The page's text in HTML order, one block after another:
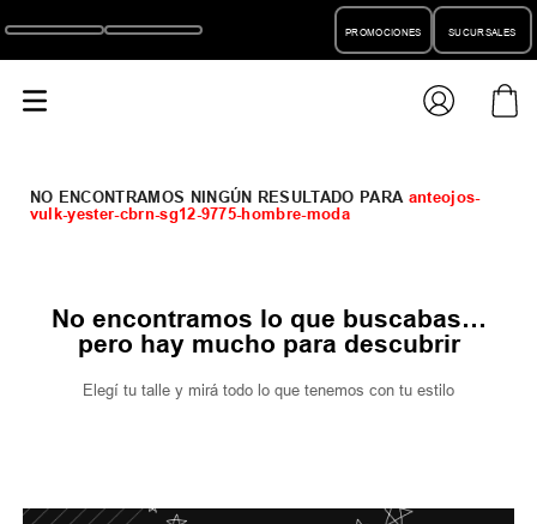
PROMOCIONES SUCURSALES
anteojos-
vulk-yester-cbrn-sg12-9775-hombre-moda
No encontramos lo que buscabas…
pero hay mucho para descubrir
Elegí tu talle y mirá todo lo que tenemos con tu estilo